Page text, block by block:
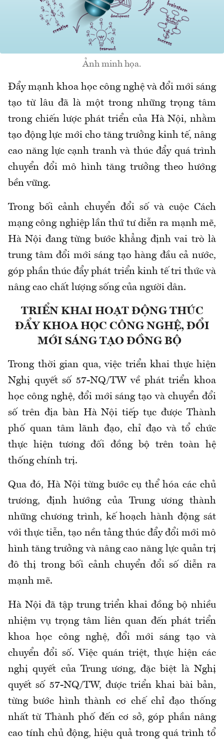
Ảnh minh họa.
Đẩy mạnh khoa học công nghệ và đổi mới sáng
tạo từ lâu đã là một trong những trọng tâm
trong chiến lược phát triển của Hà Nội, nhằm
tạo động lực mới cho tăng trưởng kinh tế, nâng
cao năng lực cạnh tranh và thúc đẩy quá trình
chuyển đổi mô hình tăng trưởng theo hướng
bền vững.
Trong bối cảnh chuyển đổi số và cuộc Cách
mạng công nghiệp lần thứ tư diễn ra mạnh mẽ,
Hà Nội đang từng bước khẳng định vai trò là
trung tâm đổi mới sáng tạo hàng đầu cả nước,
góp phần thúc đẩy phát triển kinh tế tri thức và
nâng cao chất lượng sống của người dân.
TRIỂN KHAI HOẠT ĐỘNG THÚC
ĐẨY KHOA HỌC CÔNG NGHỆ, ĐỔI
MỚI SÁNG TẠO ĐỒNG BỘ
Trong thời gian qua, việc triển khai thực hiện
Nghị quyết số 57-NQ/TW về phát triển khoa
học công nghệ, đổi mới sáng tạo và chuyển đổi
số trên địa bàn Hà Nội tiếp tục được Thành
phố quan tâm lãnh đạo, chỉ đạo và tổ chức
thực hiện tương đối đồng bộ trên toàn hệ
thống chính trị.
Qua đó, Hà Nội từng bước cụ thể hóa các chủ
trương, định hướng của Trung ương thành
những chương trình, kế hoạch hành động sát
với thực tiễn, tạo nền tảng thúc đẩy đổi mới mô
hình tăng trưởng và nâng cao năng lực quản trị
đô thị trong bối cảnh chuyển đổi số diễn ra
mạnh mẽ.
Hà Nội đã tập trung triển khai đồng bộ nhiều
nhiệm vụ trọng tâm liên quan đến phát triển
khoa học công nghệ, đổi mới sáng tạo và
chuyển đổi số. Việc quán triệt, thực hiện các
nghị quyết của Trung ương, đặc biệt là Nghị
quyết số 57-NQ/TW, được triển khai bài bản,
từng bước hình thành cơ chế chỉ đạo thống
nhất từ Thành phố đến cơ sở, góp phần nâng
cao tính chủ động, hiệu quả trong quá trình tổ